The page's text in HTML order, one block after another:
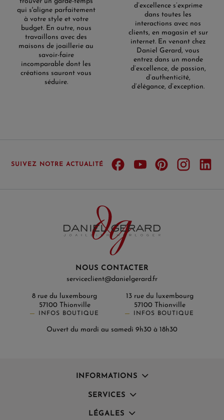
qui s'aligne parfaitement
à votre style et votre
budget. En outre, nous
travaillons avec des
maisons de joaillerie au
savoir-faire
incomparable dont les
créations sauront vous
séduire.
d’excellence s’exprime
dans toutes les
interactions avec nos
clients, en magasin et sur
internet. En venant chez
Daniel Gerard, vous
entrez dans un monde
d’excellence, de passion,
d’authenticité,
d’élégance, d’exception.
SUIVEZ NOTRE ACTUALITÉ
NOUS CONTACTER
serviceclient@danielgerard.fr
8 rue du luxembourg
57100 Thionville
INFOS BOUTIQUE
13 rue du luxembourg
57100 Thionville
INFOS BOUTIQUE
Ouvert du mardi au samedi 9h30 à 18h30
INFORMATIONS
SERVICES
LÉGALES